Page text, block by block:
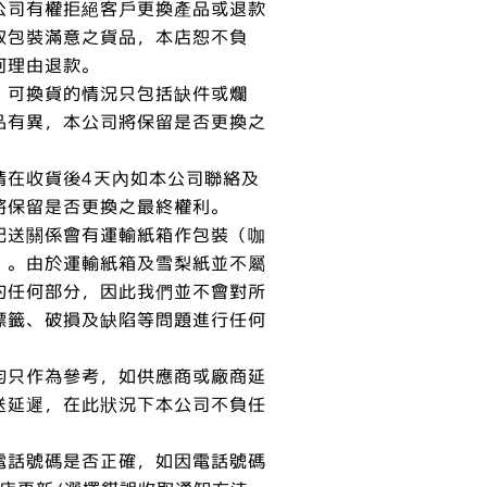
有權拒絕客戶更換產品或退款
裝滿意之貨品，本店恕不負
由退款。
換貨的情況只包括缺件或爛
異，本公司將保留是否更換之
收貨後4天內如本公司聯絡及
留是否更換之最終權利。
關係會有運輸紙箱作包裝（咖
由於運輸紙箱及雪梨紙並不屬
何部分，因此我們並不會對所
、破損及缺陷等問題進行任何
作為參考，如供應商或廠商延
遲，在此狀況下本公司不負任
號碼是否正確，如因電話號碼